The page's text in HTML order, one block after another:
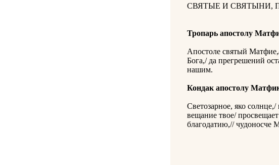
СВЯТЫЕ И СВЯТЫНИ,
Тропарь апостолу
Апостоле святый
Бога,/ да прегрешений
нашим.
Кондак апостолу
Светозарное, яко
вещание твое/
благодатию,// чудоносче